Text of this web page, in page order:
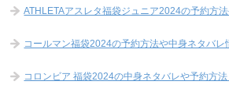
ATHLETAアスレタ福袋ジュニア2024の予約方法
コールマン福袋2024の予約方法や中身ネタバレ
コロンビア 福袋2024の中身ネタバレや予約方法